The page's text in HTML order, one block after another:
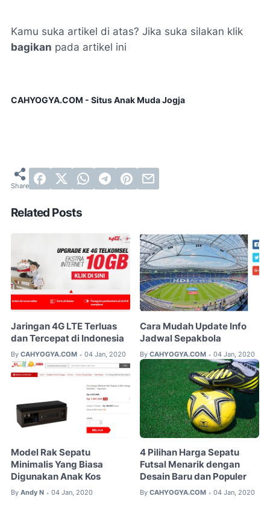
Kamu suka artikel di atas? Jika suka silakan klik
bagikan pada artikel ini
CAHYOGYA.COM - Situs Anak Muda Jogja
Related Posts
Jaringan 4G LTE Terluas
dan Tercepat di Indonesia
By CAHYOGYA.COM • 04 Jan, 2020
Cara Mudah Update Info
Jadwal Sepakbola
By CAHYOGYA.COM • 04 Jan, 2020
Model Rak Sepatu
Minimalis Yang Biasa
Digunakan Anak Kos
By Andy N • 04 Jan, 2020
4 Pilihan Harga Sepatu
Futsal Menarik dengan
Desain Baru dan Populer
By CAHYOGYA.COM • 04 Jan, 2020